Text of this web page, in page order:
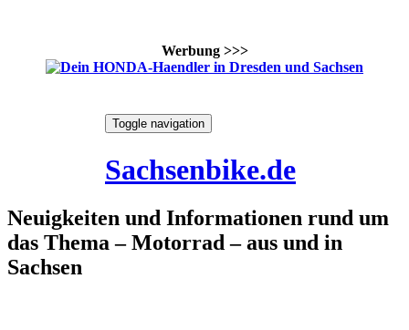
Werbung >>>
Toggle navigation
Sachsenbike.de
Neuigkeiten und Informationen rund um
das Thema – Motorrad – aus und in
Sachsen